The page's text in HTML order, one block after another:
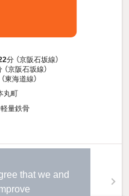
that we and
分 （京阪石坂線）
（京阪石坂線）
東海道線）
丸町
量鉄骨
円